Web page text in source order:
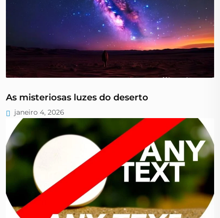
As misteriosas luzes do deserto
janeiro 4, 2026